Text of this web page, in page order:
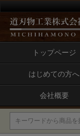
トップページ
はじめての方へ
会社概要